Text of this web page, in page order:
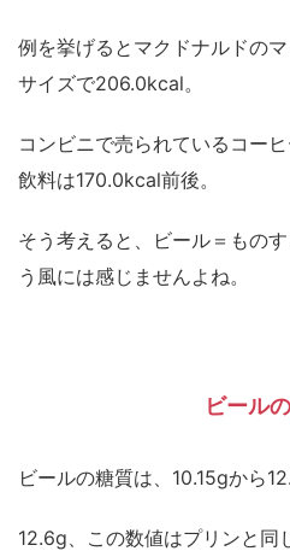
例を挙げるとマクドナルドの
サイズで206.0kcal。
コンビニで売られているコー
飲料は170.0kcal前後。
そう考えると、ビール＝もの
う風には感じませんよね。
ビール
ビールの糖質は、10.15gから
12.6g、この数値はプリンと同